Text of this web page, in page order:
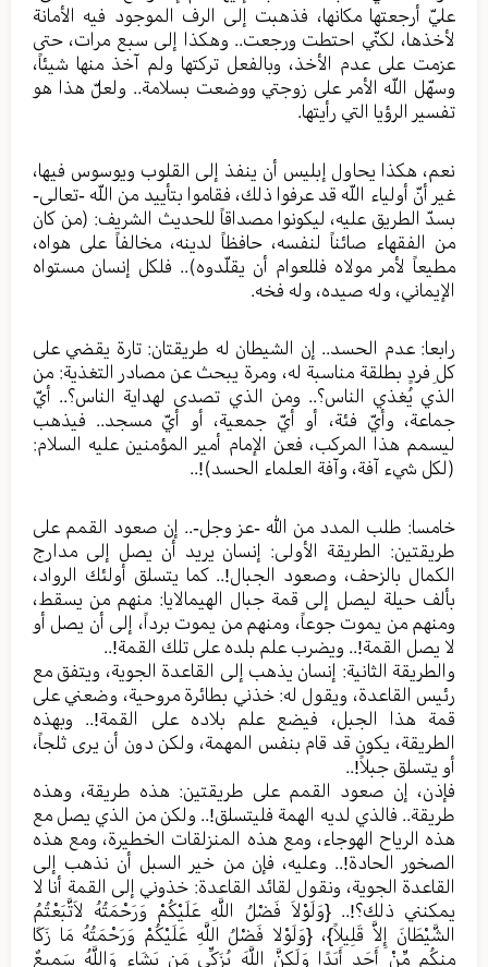
عليّ أرجعتها مكانها، فذهبت إلى الرف الموجود فيه الأمانة
لأخذها، لكنّي احتطت ورجعت.. وهكذا إلى سبع مرات، حتى
عزمت على عدم الأخذ، وبالفعل تركتها ولم آخذ منها شيئاً،
وسهّل اللّه الأمر على زوجتي ووضعت بسلامة.. ولعلّ هذا هو
تفسير الرؤيا التي رأيتها.
نعم، هكذا يحاول إبليس أن ينفذ إلى القلوب ويوسوس فيها،
غير أنّ أولياء اللّه قد عرفوا ذلك، فقاموا بتأييد من اللّه -تعالى-
بسدّ الطريق عليه، ليكونوا مصداقاً للحديث الشريف: (من كان
من الفقهاء صائناً لنفسه، حافظاً لدينه، مخالفاً على هواه،
مطيعاً لأمر مولاه فللعوام أن يقلّدوه).. فلكل إنسان مستواه
الإيماني، وله صيده، وله فخه.
رابعا: عدم الحسد.. إن الشيطان له طريقتان: تارة يقضي على
كلِ فردٍ بطلقة مناسبة له، ومرة يبحث عن مصادر التغذية: من
الذي يُغذي الناس؟.. ومن الذي تصدى لهداية الناس؟.. أيّ
جماعة، وأيّ فئة، أو أيّ جمعية، أو أيّ مسجد.. فيذهب
ليسمم هذا المركب، فعن الإمام أمير المؤمنين عليه السلام:
(لكل شيء آفة، وآفة العلماء الحسد)!..
خامسا: طلب المدد من الله -عز وجل-.. إن صعود القمم على
طريقتين: الطريقة الأولى: إنسان يريد أن يصل إلى مدارج
الكمال بالزحف، وصعود الجبال!.. كما يتسلق أولئك الرواد،
بألف حيلة ليصل إلى قمة جبال الهيمالايا: منهم من يسقط،
ومنهم من يموت جوعاً، ومنهم من يموت برداً، إلى أن يصل أو
لا يصل القمة!.. ويضرب علم بلده على تلك القمة!..
والطريقة الثانية: إنسان يذهب إلى القاعدة الجوية، ويتفق مع
رئيس القاعدة، ويقول له: خذني بطائرة مروحية، وضعني على
قمة هذا الجبل، فيضع علم بلاده على القمة!.. وبهذه
الطريقة، يكون قد قام بنفس المهمة، ولكن دون أن يرى ثلجاً،
أو يتسلق جبلاً!..
فإذن، إن صعود القمم على طريقتين: هذه طريقة، وهذه
طريقة.. فالذي لديه الهمة فليتسلق!.. ولكن من الذي يصل مع
هذه الرياح الهوجاء، ومع هذه المنزلقات الخطيرة، ومع هذه
الصخور الحادة!.. وعليه، فإن من خير السبل أن نذهب إلى
القاعدة الجوية، ونقول لقائد القاعدة: خذوني إلى القمة أنا لا
يمكنني ذلك؟!.. {وَلَوْلاَ فَضْلُ اللَّهِ عَلَيْكُمْ وَرَحْمَتُهُ لاَتَّبَعْتُمُ
الشَّيْطَانَ إِلاَّ قَلِيلاً}، {وَلَوْلا فَضْلُ اللَّهِ عَلَيْكُمْ وَرَحْمَتُهُ مَا زَكَا
مِنكُم مِّنْ أَحَدٍ أَبَدًا وَلَكِنَّ اللَّهَ يُزَكِّي مَن يَشَاء وَاللَّهُ سَمِيعٌ